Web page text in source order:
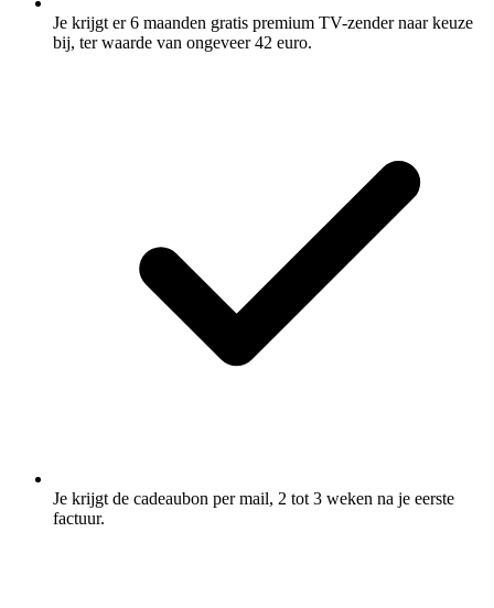
Je krijgt er 6 maanden gratis premium TV-zender naar keuze
bij, ter waarde van ongeveer 42 euro.
Je krijgt de cadeaubon per mail, 2 tot 3 weken na je eerste
factuur.